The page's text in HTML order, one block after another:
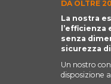
DA OLTRE
La nostra
senza
sicurezza
Un nostro
disposizione